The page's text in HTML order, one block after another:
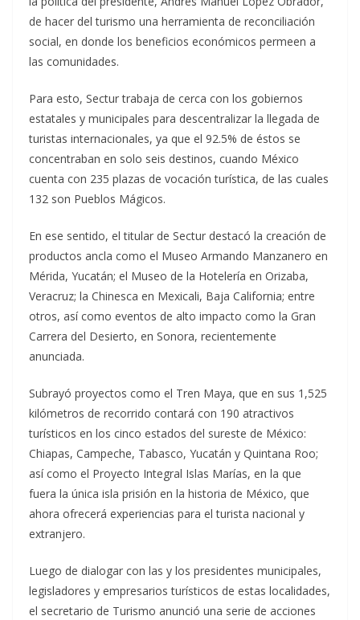
de hacer del turismo una herramienta de reconciliación
social, en donde los beneficios económicos permeen a
las comunidades.
Para esto, Sectur trabaja de cerca con los gobiernos
estatales y municipales para descentralizar la llegada de
turistas internacionales, ya que el 92.5% de éstos se
concentraban en solo seis destinos, cuando México
cuenta con 235 plazas de vocación turística, de las cuales
132 son Pueblos Mágicos.
En ese sentido, el titular de Sectur destacó la creación de
productos ancla como el Museo Armando Manzanero en
Mérida, Yucatán; el Museo de la Hotelería en Orizaba,
Veracruz; la Chinesca en Mexicali, Baja California; entre
otros, así como eventos de alto impacto como la Gran
Carrera del Desierto, en Sonora, recientemente
anunciada.
Subrayó proyectos como el Tren Maya, que en sus 1,525
kilómetros de recorrido contará con 190 atractivos
turísticos en los cinco estados del sureste de México:
Chiapas, Campeche, Tabasco, Yucatán y Quintana Roo;
así como el Proyecto Integral Islas Marías, en la que
fuera la única isla prisión en la historia de México, que
ahora ofrecerá experiencias para el turista nacional y
extranjero.
Luego de dialogar con las y los presidentes municipales,
legisladores y empresarios turísticos de estas localidades,
el secretario de Turismo anunció una serie de acciones